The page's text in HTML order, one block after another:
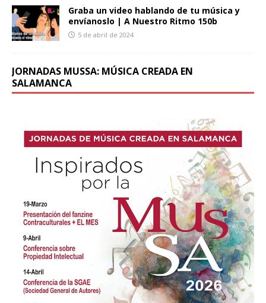
Graba un video hablando de tu música y
envíanoslo | A Nuestro Ritmo 150b
5 de abril de 2024
JORNADAS MUSSA: MÚSICA CREADA EN
SALAMANCA